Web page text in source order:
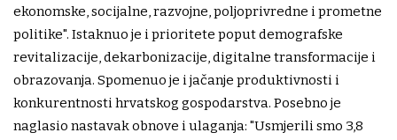
ekonomske, socijalne, razvojne, poljoprivredne i prometne
politike". Istaknuo je i prioritete poput demografske
revitalizacije, dekarbonizacije, digitalne transformacije i
obrazovanja. Spomenuo je i jačanje produktivnosti i
konkurentnosti hrvatskog gospodarstva. Posebno je
naglasio nastavak obnove i ulaganja: "Usmjerili smo 3,8